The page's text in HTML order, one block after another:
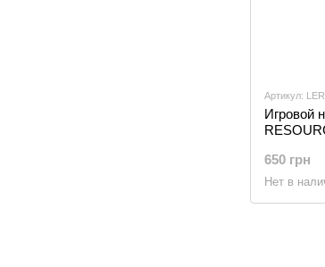
Артикул:
Игровой
650 грн
Нет в